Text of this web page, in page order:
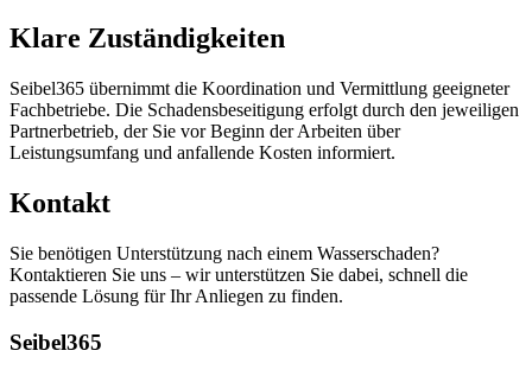
Klare Zuständigkeiten
Seibel365 übernimmt die Koordination und Vermittlung geeigneter
Fachbetriebe. Die Schadensbeseitigung erfolgt durch den jeweiligen
Partnerbetrieb, der Sie vor Beginn der Arbeiten über
Leistungsumfang und anfallende Kosten informiert.
Kontakt
Sie benötigen Unterstützung nach einem Wasserschaden?
Kontaktieren Sie uns – wir unterstützen Sie dabei, schnell die
passende Lösung für Ihr Anliegen zu finden.
Seibel365